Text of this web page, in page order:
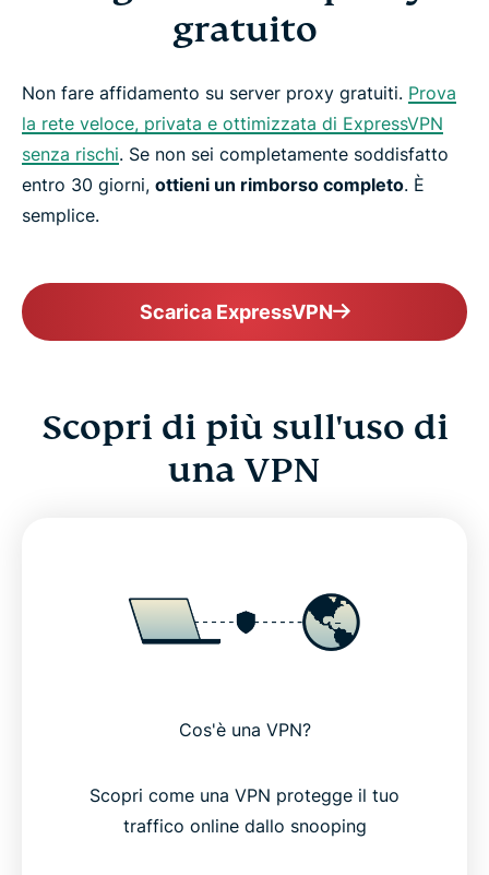
gratuito
Non fare affidamento su server proxy gratuiti. Prova
la rete veloce, privata e ottimizzata di ExpressVPN
senza rischi. Se non sei completamente soddisfatto
entro 30 giorni, ottieni un rimborso completo. È
semplice.
Scarica ExpressVPN
Scopri di più sull'uso di
una VPN
Cos'è una VPN?
Scopri come una VPN protegge il tuo
traffico online dallo snooping